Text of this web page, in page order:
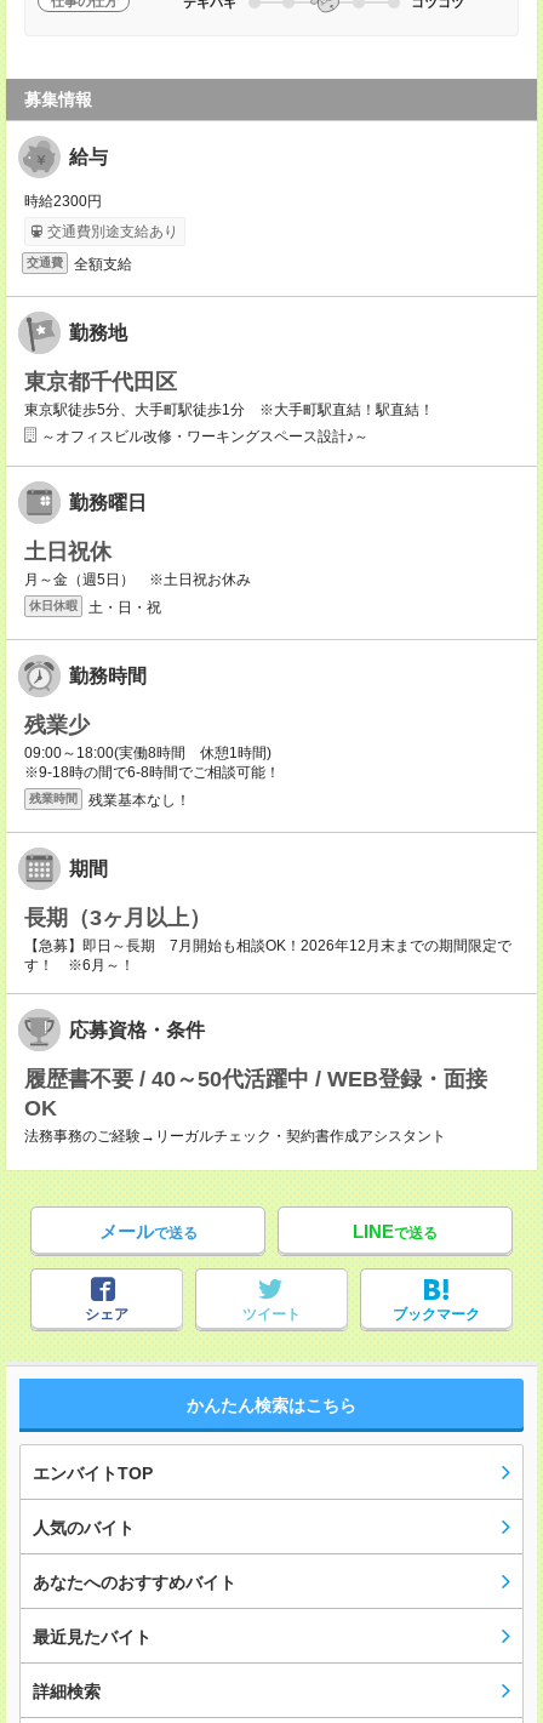
募集情報
給与
時給2300円
交通費別途支給あり
交通費 全額支給
勤務地
東京都千代田区
東京駅徒歩5分、大手町駅徒歩1分 ※大手町駅直結！駅直結！
～オフィスビル改修・ワーキングスペース設計♪～
勤務曜日
土日祝休
月～金（週5日） ※土日祝お休み
休日休暇 土・日・祝
勤務時間
残業少
09:00～18:00(実働8時間 休憩1時間)
※9-18時の間で6-8時間でご相談可能！
残業時間 残業基本なし！
期間
長期（3ヶ月以上）
【急募】即日～長期 7月開始も相談OK！2026年12月末までの期間限定で
す！ ※6月～！
応募資格・条件
履歴書不要 / 40～50代活躍中 / WEB登録・面接
OK
法務事務のご経験→リーガルチェック・契約書作成アシスタント
メールで送る LINEで送る
シェア ツイート ブックマーク
かんたん検索はこちら
エンバイトTOP
人気のバイト
あなたへのおすすめバイト
最近見たバイト
詳細検索